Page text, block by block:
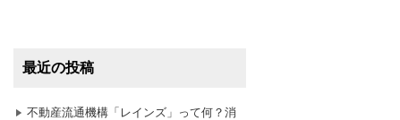
任意売却
最近の投稿
不動産流通機構「レインズ」って何？消